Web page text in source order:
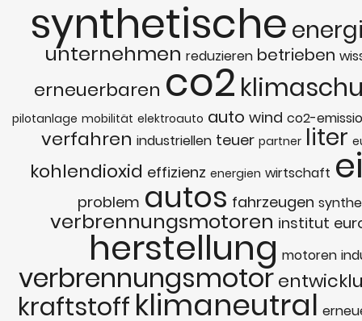
synthetische
unternehmen reduzieren betrieben
erneuerbaren co2
pilotanlage mobilität elektroauto auto wind co2-
verfahren industriellen teuer partner liter
kohlendioxid effizienz energien wirtschaft
problem autos fahrzeugen
verbrennungsmotoren institut
herstellung motoren
verbrennungsmotor
kraftstoff klimaneutral